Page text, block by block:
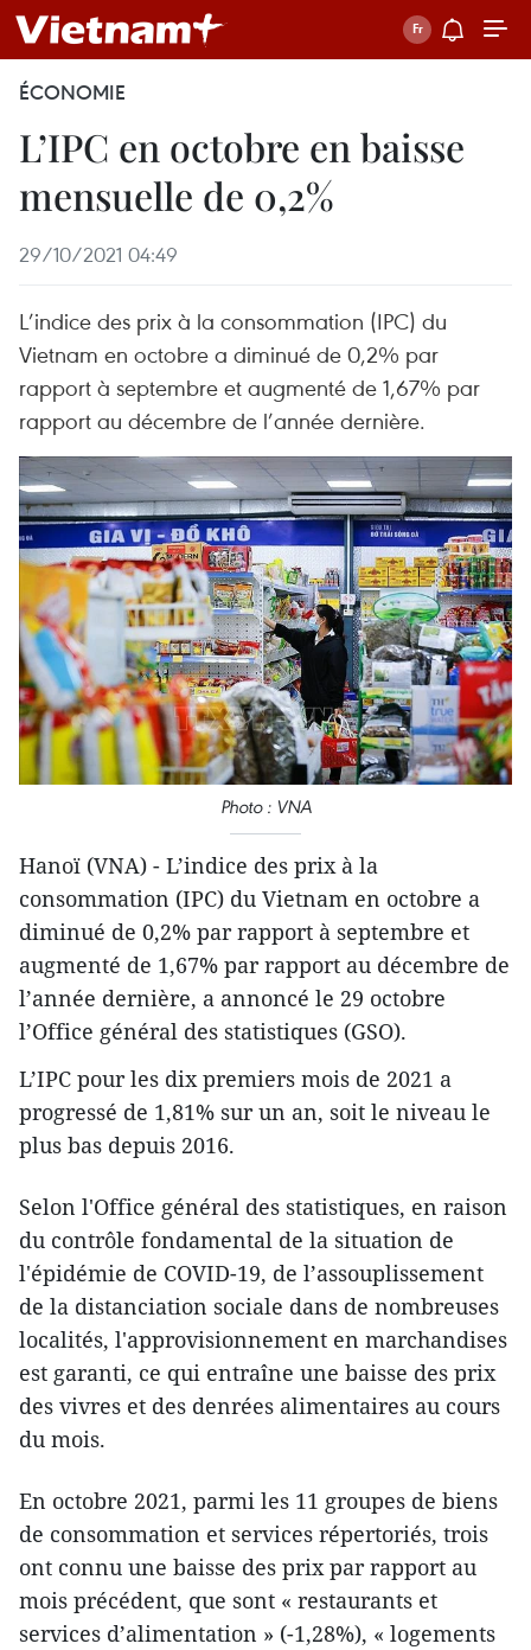
ÉCONOMIE
L’IPC en octobre en baisse
mensuelle de 0,2%
29/10/2021 04:49
L’indice des prix à la consommation (IPC) du
Vietnam en octobre a diminué de 0,2% par
rapport à septembre et augmenté de 1,67% par
rapport au décembre de l’année dernière.
Photo : VNA
Hanoï (VNA) - L’indice des prix à la
consommation (IPC) du Vietnam en octobre a
diminué de 0,2% par rapport à septembre et
augmenté de 1,67% par rapport au décembre de
l’année dernière, a annoncé le 29 octobre
l’Office général des statistiques (GSO).
L’IPC pour les dix premiers mois de 2021 a
progressé de 1,81% sur un an, soit le niveau le
plus bas depuis 2016.
Selon l'Office général des statistiques, en raison
du contrôle fondamental de la situation de
l'épidémie de COVID-19, de l’assouplissement
de la distanciation sociale dans de nombreuses
localités, l'approvisionnement en marchandises
est garanti, ce qui entraîne une baisse des prix
des vivres et des denrées alimentaires au cours
du mois.
En octobre 2021, parmi les 11 groupes de biens
de consommation et services répertoriés, trois
ont connu une baisse des prix par rapport au
mois précédent, que sont « restaurants et
services d’alimentation » (-1,28%), « logements